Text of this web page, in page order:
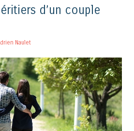
d’un couple
Naulet